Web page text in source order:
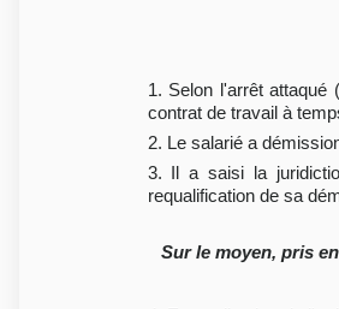
1. Selon l'arrêt
contrat de travail à
2. Le salarié a
3. Il a saisi la
requalification de sa
Sur le moyen, pris